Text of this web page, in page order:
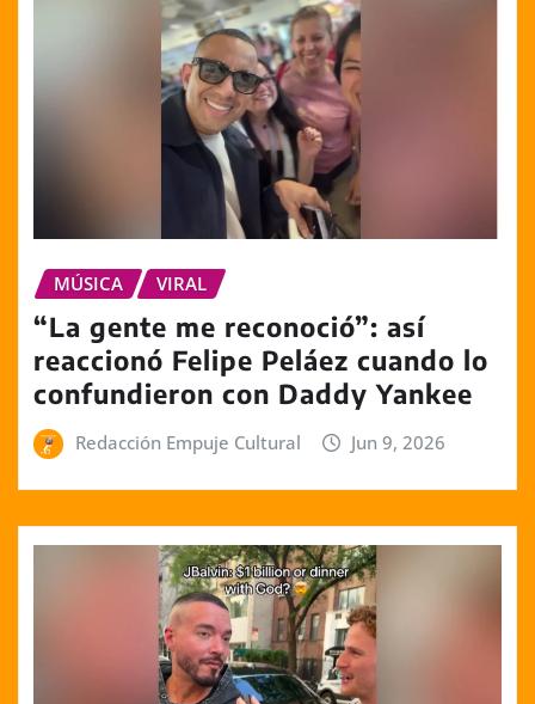
MÚSICA VIRAL
“La gente me reconoció”: así
reaccionó Felipe Peláez cuando lo
confundieron con Daddy Yankee
Redacción Empuje Cultural Jun 9, 2026